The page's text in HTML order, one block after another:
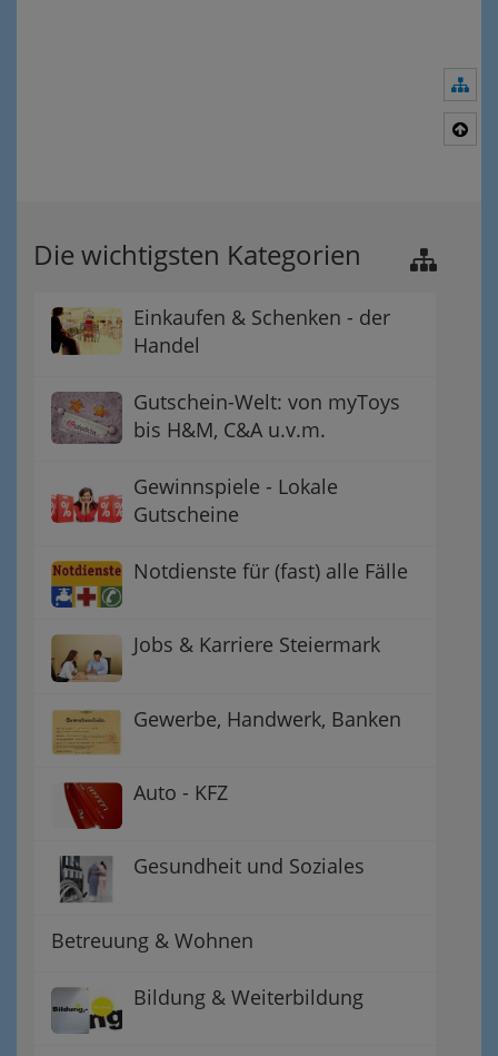
Die wichtigsten Kategorien
Einkaufen & Schenken - der
Handel
Gutschein-Welt: von myToys
bis H&M, C&A u.v.m.
Gewinnspiele - Lokale
Gutscheine
Notdienste für (fast) alle Fälle
Jobs & Karriere Steiermark
Gewerbe, Handwerk, Banken
Auto - KFZ
Gesundheit und Soziales
Betreuung & Wohnen
Bildung & Weiterbildung